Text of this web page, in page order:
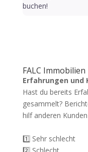
buchen!
FALC
Erfahrungen und
Hast du bereits
gesammelt?
hilf anderen
1️⃣ Sehr schlecht